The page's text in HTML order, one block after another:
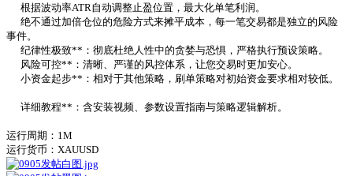
根据波动率ATR自动调整止盈位置，最大化单笔利润。
绝不通过加倍仓位的危险方式来摊平成本，每一笔交易都是独立的风险
事件。
纪律性极致**：彻底杜绝人性中的贪婪与恐惧，严格执行预设策略。
风险可控**：清晰、严谨的风控体系，让您交易时更加安心。
小资金起步**：相对于其他策略，刷单策略对初始资金要求相对较低。
详细教程**：含安装视频、参数设置指南与策略逻辑解析。
运行周期：1M
运行货币：XAUUSD